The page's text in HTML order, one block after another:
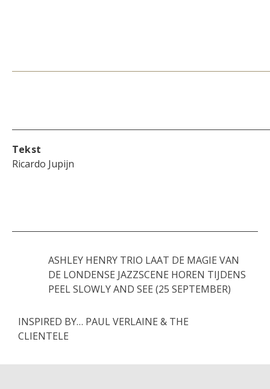
Tekst
Ricardo Jupijn
ASHLEY HENRY TRIO LAAT DE MAGIE VAN
DE LONDENSE JAZZSCENE HOREN TIJDENS
PEEL SLOWLY AND SEE (25 SEPTEMBER)
INSPIRED BY… PAUL VERLAINE & THE
CLIENTELE